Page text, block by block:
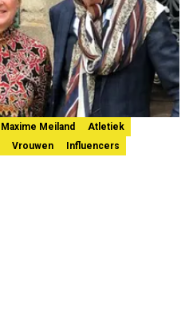
Maxime Meiland
Atletiek
Vrouwen
Influencers